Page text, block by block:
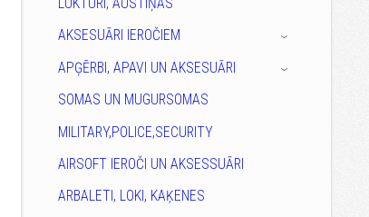
AKSESUĀRI IEROČIEM
›
APĢĒRBI, APAVI UN AKSESUĀRI ›
SOMAS UN MUGURSOMAS
MILITARY,POLICE,SECURITY
AIRSOFT IEROČI UN AKSESSUĀRI
ARBALETI, LOKI, KAĶENES